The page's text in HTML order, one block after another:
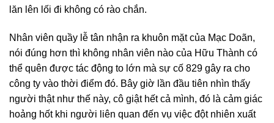
lăn lên lối đi không có rào chắn.
Nhân viên quầy lễ tân nhận ra khuôn mặt của Mạc Doãn,
nói đúng hơn thì không nhân viên nào của Hữu Thành có
thể quên được tác động to lớn mà sự cố 829 gây ra cho
công ty vào thời điểm đó. Bây giờ lần đầu tiên nhìn thấy
người thật như thế này, cô giật hết cả mình, đó là cảm giác
hoảng hốt khi người liên quan đến vụ việc đột nhiên xuất